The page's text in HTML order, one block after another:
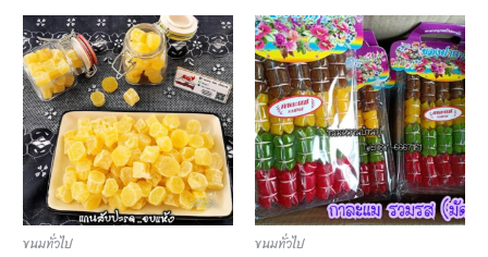
ขนมทั่วไป
This
product
has
multiple
variants.
The
options
may
ขนมทั่วไป
This
product
has
multiple
variants.
The
options
may